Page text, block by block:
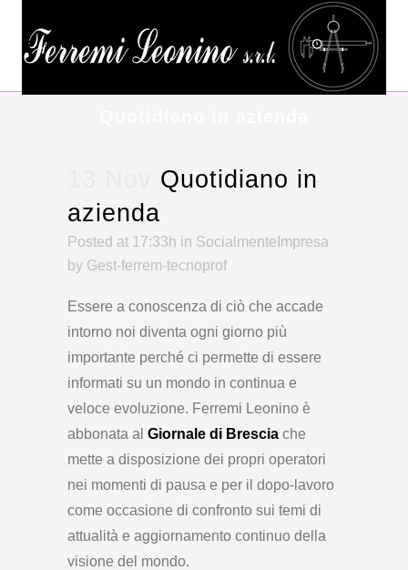
Quotidiano in
azienda
Posted at 17:33h in SocialmenteImpresa
by Gest-ferrem-tecnoprof
Essere a conoscenza di ciò che accade
intorno noi diventa ogni giorno più
importante perché ci permette di essere
informati su un mondo in continua e
veloce evoluzione. Ferremi Leonino è
abbonata al Giornale di Brescia che
mette a disposizione dei propri operatori
nei momenti di pausa e per il dopo-lavoro
come occasione di confronto sui temi di
attualità e aggiornamento continuo della
visione del mondo.